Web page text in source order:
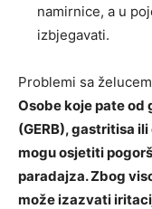
namirnice, a u
izbjegavati.
Problemi sa
Osobe koje pate
(GERB), gastritisa
mogu osjetiti
paradajza. Zbog
može izazvati